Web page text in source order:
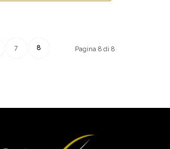
Pagina 8 di 8
7 8